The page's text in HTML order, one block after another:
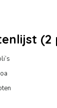
(2